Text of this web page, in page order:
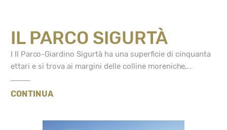
IL PARCO SIGURTÀ
I Il Parco-Giardino Sigurtà ha una superficie di cinquanta
ettari e si trova ai margini delle colline moreniche,...
CONTINUA